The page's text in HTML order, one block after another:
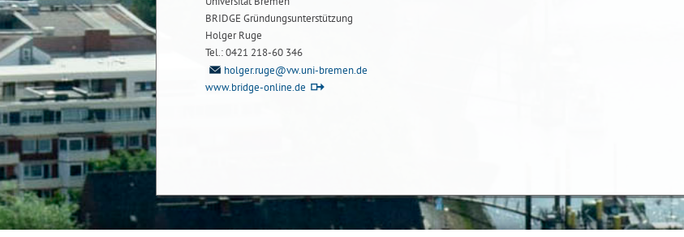
BRIDGE Gründungsunterstützung
Holger Ruge
Tel.: 0421 218-60 346
holger.ruge@vw.uni-bremen.de
www.bridge-online.de